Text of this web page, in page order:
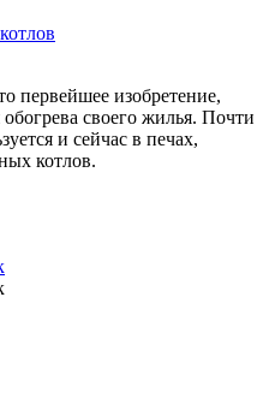
первейшее изобретение,
своего жилья. Почти
и сейчас в печах,
котлов.